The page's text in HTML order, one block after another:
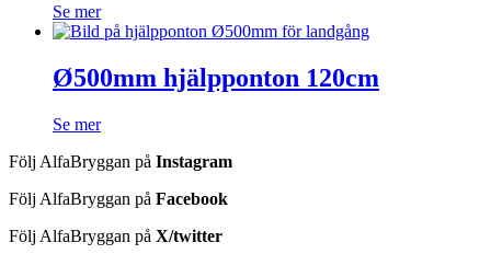
Se mer
Ø500mm hjälpponton 120cm
Se mer
Följ AlfaBryggan på Instagram
Följ AlfaBryggan på Facebook
Följ AlfaBryggan på X/twitter